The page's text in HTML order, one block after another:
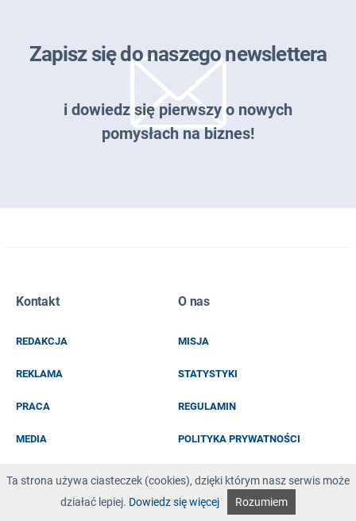
Zapisz się do naszego newslettera
i dowiedz się pierwszy o nowych
pomysłach na biznes!
EMAIL
Kontakt
REDAKCJA
REKLAMA
PRACA
MEDIA
O nas
MISJA
STATYSTYKI
REGULAMIN
POLITYKA PRYWATNOŚCI
Ta strona używa ciasteczek (cookies), dzięki którym nasz serwis może
działać lepiej. Dowiedz się więcej Rozumiem